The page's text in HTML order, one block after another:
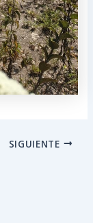
SIGUIENTE